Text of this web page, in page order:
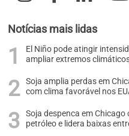
Notícias mais lidas
El Niño pode atingir
ampliar extremos
Soja amplia perdas em
com clima favorável nos
Soja despenca em
petróleo e lidera baixas